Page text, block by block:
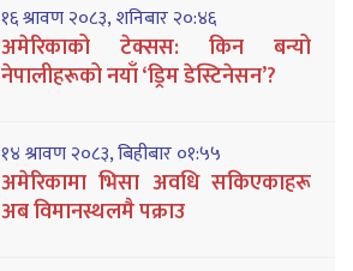
१६ श्रावण २०८३, शनिबार २०:४६
अमेरिकाको टेक्सस: किन बन्यो
नेपालीहरूको नयाँ ‘ड्रिम डेस्टिनेसन’?
१४ श्रावण २०८३, बिहीबार ०१:५५
अमेरिकामा भिसा अवधि सकिएकाहरू
अब विमानस्थलमै पक्राउ